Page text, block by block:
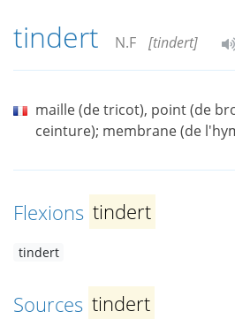
tindert N.F [tindert]
maille (de tricot), point (de
ceinture); membrane (de
Flexions tindert
tindert
Sources tindert